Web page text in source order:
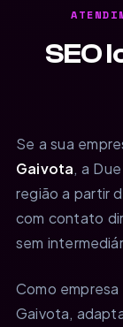
SEO
Se a sua
Gaivota, a
região a partir
com contato
sem
Como
Gaivota,